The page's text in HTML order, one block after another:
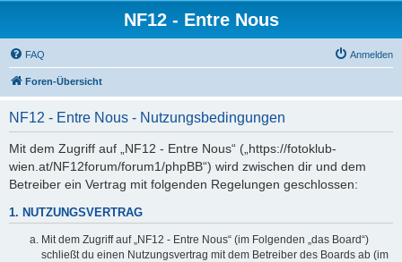
NF12 - Entre Nous
FAQ Anmelden
Foren-Übersicht
NF12 - Entre Nous - Nutzungsbedingungen
Mit dem Zugriff auf „NF12 - Entre Nous“ („https://fotoklub-
wien.at/NF12forum/forum1/phpBB“) wird zwischen dir und dem
Betreiber ein Vertrag mit folgenden Regelungen geschlossen:
1. NUTZUNGSVERTRAG
Mit dem Zugriff auf „NF12 - Entre Nous“ (im Folgenden „das Board“)
schließt du einen Nutzungsvertrag mit dem Betreiber des Boards ab (im